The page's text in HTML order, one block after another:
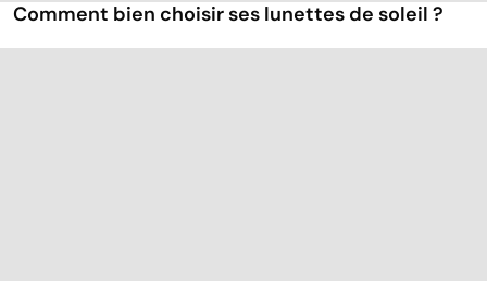
Comment bien choisir ses lunettes de soleil ?